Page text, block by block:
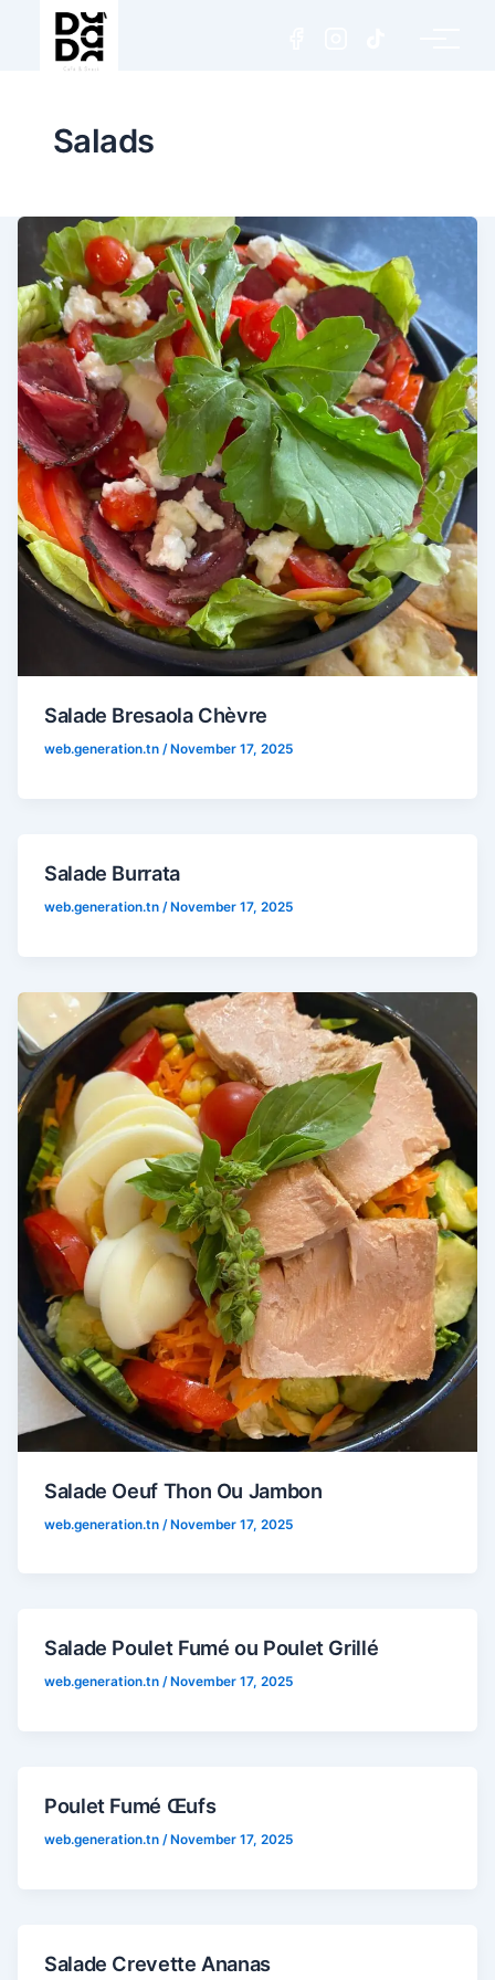
Salads
Salade Bresaola Chèvre
web.generation.tn / November 17, 2025
Salade Burrata
web.generation.tn /November 17, 2025
Salade Oeuf Thon Ou Jambon
web.generation.tn /November 17, 2025
Salade Poulet Fumé ou Poulet Grillé
web.generation.tn / November 17, 2025
Poulet Fumé Œufs
web.generation.tn / November 17, 2025
Salade Crevette Ananas